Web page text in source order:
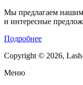
Мы предлагаем
и интересные
Подробнее
Copyright © 2026,
Меню